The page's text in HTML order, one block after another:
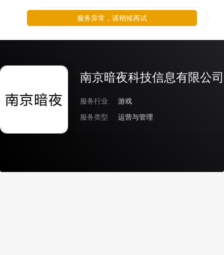
南京暗夜科技信息有限公司
服务行业
游戏
服务类型
运营与管理
服务异常，请稍候再试